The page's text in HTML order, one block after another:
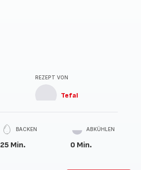
REZEPT VON
Tefal
BACKEN
25 Min.
ABKÜHLEN
0 Min.